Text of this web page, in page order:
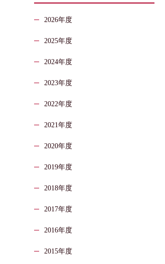
2026年度
2025年度
2024年度
2023年度
2022年度
2021年度
2020年度
2019年度
2018年度
2017年度
2016年度
2015年度